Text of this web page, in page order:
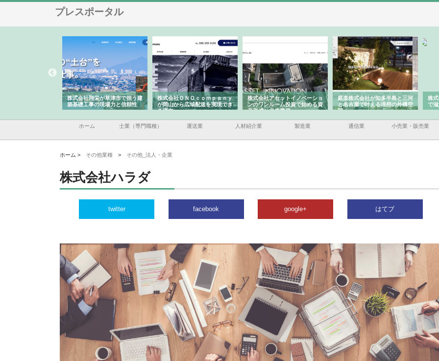
プレスポータル
株式会社翔栄が草津市で担う建
築基礎工事の現場力と信頼性
株式会社ＯＮＯｃｏｍｐａｎｙ
が岡山から広域配送を実現でき
る理由
株式会社アセットイノベーショ
ンのワンルーム投資で始める資
産形成と老後準備
庭楽株式会社が知多半島と三河
と名古屋で叶える理想の外構空
間
株
で
ホーム 士業（専門職種） 運送業 人材紹介業 製造業 通信業 小売業・販売業
ホーム > その他業種 > その他_法人・企業
株式会社ハラダ
twitter facebook google+ はてブ